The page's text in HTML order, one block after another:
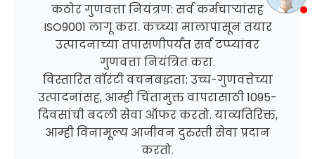
कठोर गुणवत्ता नियंत्रण: सर्व कर्मचाऱ्यांसह
ISO9001 लागू करा. कच्च्या मालापासून तयार
उत्पादनाच्या तपासणीपर्यंत सर्व टप्प्यांवर
गुणवत्ता नियंत्रित करा.
विस्तारित वॉरंटी वचनबद्धता: उच्च-गुणवत्तेच्या
उत्पादनांसह, आम्ही चिंतामुक्त वापरासाठी 1095-
दिवसांची बदली सेवा ऑफर करतो. याव्यतिरिक्त,
आम्ही विनामूल्य आजीवन दुरुस्ती सेवा प्रदान
करतो.